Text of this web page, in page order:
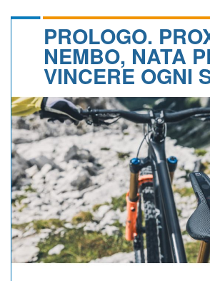
CALENDARIO
OSCAR
ALBI D'ORO
NEWSLETTER
PROLOGO.
NEMBO, NATA
VINCERE OGNI